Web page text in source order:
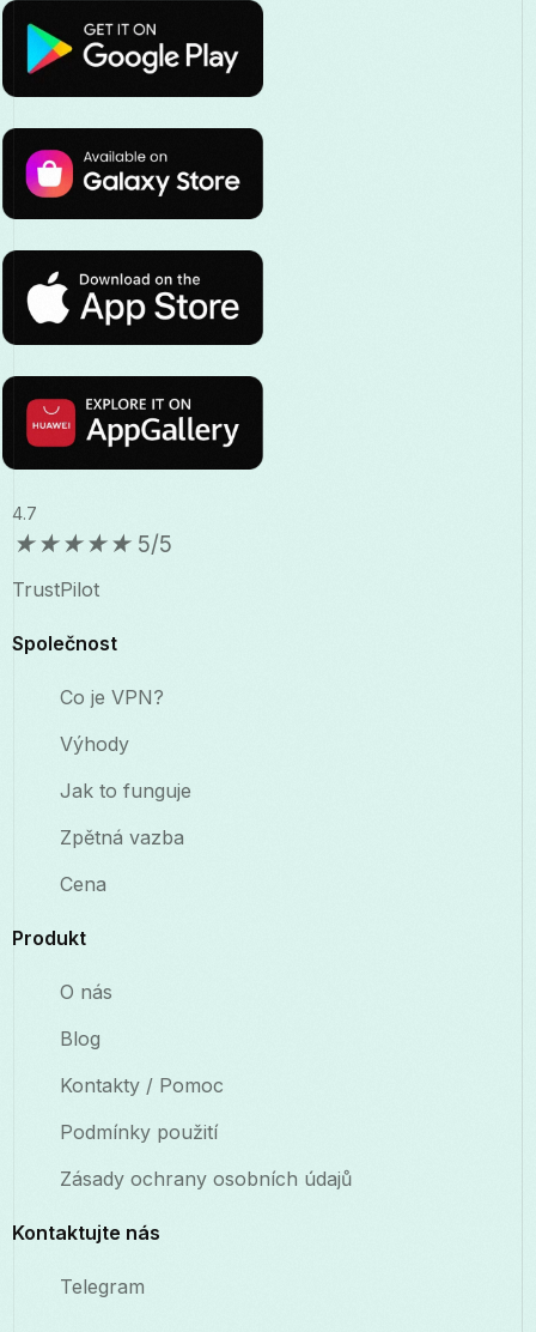
4.7
★★★★★ 5/5
TrustPilot
Společnost
Co je VPN?
Výhody
Jak to funguje
Zpětná vazba
Cena
Produkt
O nás
Blog
Kontakty / Pomoc
Podmínky použití
Zásady ochrany osobních údajů
Kontaktujte nás
Telegram